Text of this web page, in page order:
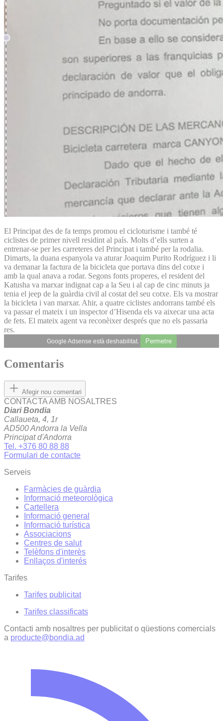
El Principat des de fa temps promou el cicloturisme i també té
ciclistes de primer nivell residint al país. Molts d’ells surten a
entrenar-se per les carreteres del Principat i també per la rodalia.
Dimarts, la duana espanyola va aturar Joaquim Purito Rodríguez i li
va demanar la factura de la bicicleta que portava dins del cotxe i
amb la qual anava a rodar. Segons fonts properes, el resident del
Katusha va marxar indignat cap a la Seu i al cap de cinc minuts ja
tenia el jeep de la guàrdia civil al costat del seu cotxe. Els va mostrar
la bicicleta i van marxar. Ahir, a quatre ciclistes andorrans també els
va passar el mateix i un inspector d’Hisenda els va aixecar una acta
de fets. El mateix agent va reconèixer després que no els passaria
res.
Google Adsense està deshabilitat. Permetre
Comentaris
Afegir nou comentari
CONTACTA AMB NOSALTRES
Diari Bondia
Callaueta, 4, 1r
AD500 Andorra la Vella
Principat d'Andorra
Tel. +376 80 88 88
Formulari de contacte
Serveis
Farmàcies de guàrdia
Informació meteorològica
Cartellera
Informació general
Informació turística
Associacions
Centres de salut
Telèfons d'interès
Enllaços d'interés
Tarifes
Tarifes publicitat
Tarifes classificats
Contacti amb nosaltres per publicitat o qüestions comercials
a producte@bondia.ad